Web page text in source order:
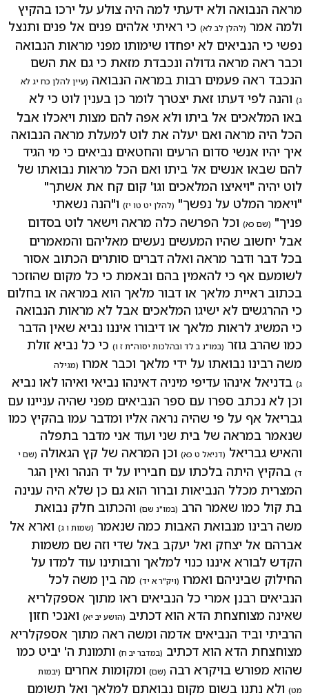
מראה הנבואה ולא ידעתי למה היה צולע על ירכו בהקיץ
ולמה אמר (להלן לב לא) כי ראיתי אלהים פנים אל פנים ותנצל
נפשי כי הנביאים לא יפחדו שימותו מפני מראות הנבואה
וכבר ראה מראה גדולה ונכבדת מזאת כי גם את השם
הנכבד ראה פעמים רבות במראה הנבואה (עיין להלן כח יג לא
ג) והנה לפי דעתו זאת יצטרך לומר כן בענין לוט כי לא
באו המלאכים אל ביתו ולא אפה להם מצות ויאכלו אבל
הכל היה מראה ואם יעלה את לוט למעלת מראה הנבואה
איך יהיו אנשי סדום הרעים והחטאים נביאים כי מי הגיד
להם שבאו אנשים אל ביתו ואם הכל מראות נבואתו של
לוט יהיה "ויאיצו המלאכים וגו' קום קח את אשתך"
"ויאמר המלט על נפשך" (להלן יט טו יז) ו"הנה נשאתי
פניך" (שם כא) וכל הפרשה כלה מראה וישאר לוט בסדום
אבל יחשוב שהיו המעשים נעשים מאליהם והמאמרים
בכל דבר ודבר מראה ואלה דברים סותרים הכתוב אסור
לשומעם אף כי להאמין בהם ובאמת כי כל מקום שהוזכר
בכתוב ראיית מלאך או דבור מלאך הוא במראה או בחלום
כי ההרגשים לא ישיגו המלאכים אבל לא מראות הנבואה
כי המשיג לראות מלאך או דיבורו איננו נביא שאין הדבר
כמו שהרב גוזר (במו"נ ב לד ובהלכות יסוה"ת ז ו) כי כל נביא זולת
משה רבינו נבואתו על ידי מלאך וכבר אמרו (מגילה
ג) בדניאל אינהו עדיפי מיניה דאינהו נביאי ואיהו לאו נביא
וכן לא נכתב ספרו עם ספר הנביאים מפני שהיה עניינו עם
גבריאל אף על פי שהיה נראה אליו ומדבר עמו בהקיץ כמו
שנאמר במראה של בית שני ועוד אני מדבר בתפלה
והאיש גבריאל (דניאל ט כא) וכן המראה של קץ הגאולה (שם י
ד) בהקיץ היתה בלכתו עם חביריו על יד הנהר ואין הגר
המצרית מכלל הנביאות וברור הוא גם כן שלא היה ענינה
בת קול כמו שאמר הרב (במו"נ שם) והכתוב חלק נבואת
משה רבינו מנבואת האבות כמה שנאמר (שמות ו ג) וארא אל
אברהם אל יצחק ואל יעקב באל שדי וזה שם משמות
הקדש לבורא איננו כנוי למלאך ורבותינו עוד למדו על
החילוק שביניהם ואמרו (ויק"ר א יד) מה בין משה לכל
הנביאים רבנן אמרי כל הנביאים ראו מתוך אספקלריא
שאינה מצוחצחת הדא הוא דכתיב (הושע יב יא) ואנכי חזון
הרביתי וביד הנביאים אדמה ומשה ראה מתוך אספקלריא
מצוחצחת הדא הוא דכתיב (במדבר יב ח) ותמונת ה' יביט כמו
שהוא מפורש בויקרא רבה (שם) ומקומות אחרים (יבמות
מט) ולא נתנו בשום מקום נבואתם למלאך ואל תשומם